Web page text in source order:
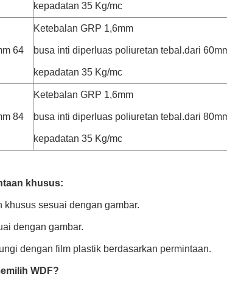
kepadatan 35 Kg/mc
64
Ketebalan GRP 1,6mm
busa inti diperluas poliuretan tebal.dari
kepadatan 35 Kg/mc
84
Ketebalan GRP 1,6mm
busa inti diperluas poliuretan tebal.dari
kepadatan 35 Kg/mc
khusus:
khusus sesuai dengan gambar.
dengan gambar.
dengan film plastik berdasarkan permintaan.
WDF?